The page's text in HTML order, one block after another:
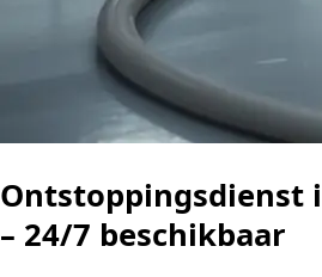
Ontstoppingsdienst
– 24/7 beschikbaar